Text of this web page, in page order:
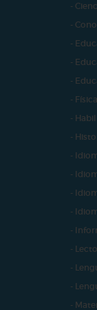
-
-
-
-
-
-
-
-
-
-
-
-
-
-
-
-
-